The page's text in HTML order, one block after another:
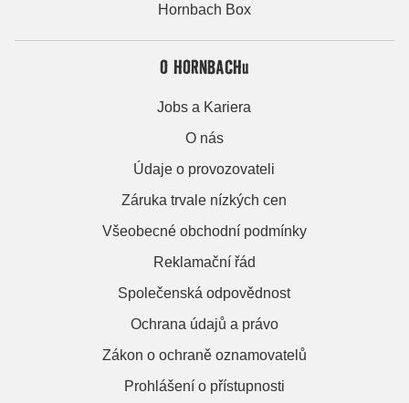
Hornbach Box
O HORNBACHu
Jobs a Kariera
O nás
Údaje o provozovateli
Záruka trvale nízkých cen
Všeobecné obchodní podmínky
Reklamační řád
Společenská odpovědnost
Ochrana údajů a právo
Zákon o ochraně oznamovatelů
Prohlášení o přístupnosti